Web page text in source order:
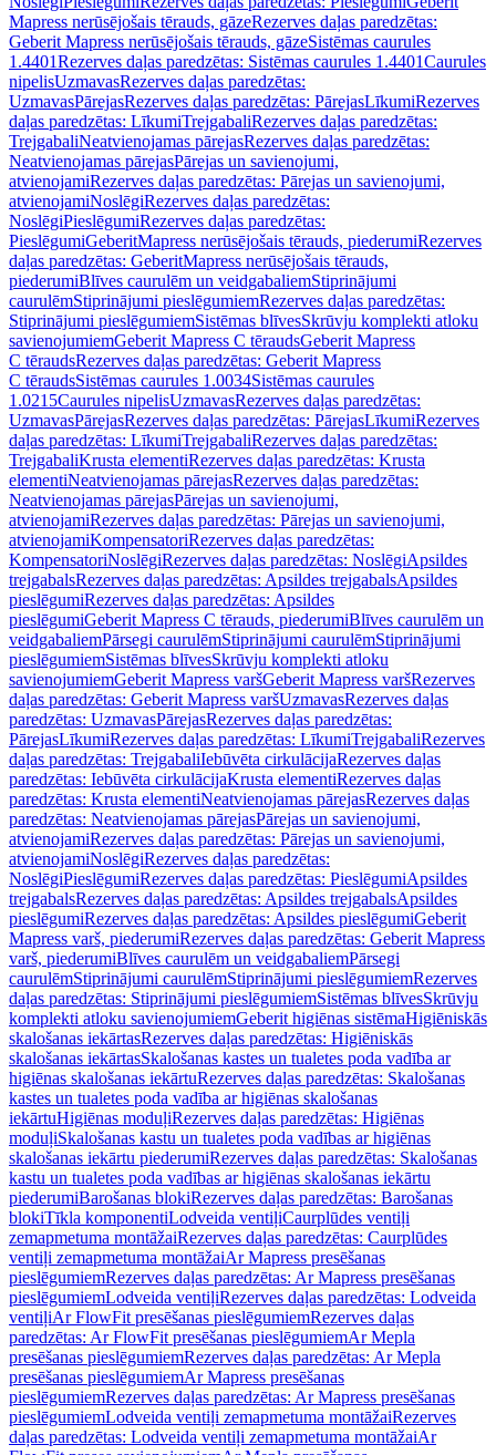
Mapress nerūsējošais tērauds, gāzeRezerves daļas paredzētas:
Geberit Mapress nerūsējošais tērauds, gāzeSistēmas caurules
1.4401Rezerves daļas paredzētas: Sistēmas caurules 1.4401Caurules
nipelisUzmavasRezerves daļas paredzētas:
UzmavasPārejasRezerves daļas paredzētas: PārejasLīkumiRezerves
daļas paredzētas: LīkumiTrejgabaliRezerves daļas paredzētas:
TrejgabaliNeatvienojamas pārejasRezerves daļas paredzētas:
Neatvienojamas pārejasPārejas un savienojumi,
atvienojamiRezerves daļas paredzētas: Pārejas un savienojumi,
atvienojamiNoslēgiRezerves daļas paredzētas:
NoslēgiPieslēgumiRezerves daļas paredzētas:
PieslēgumiGeberitMapress nerūsējošais tērauds, piederumiRezerves
daļas paredzētas: GeberitMapress nerūsējošais tērauds,
piederumiBlīves caurulēm un veidgabaliemStiprinājumi
caurulēmStiprinājumi pieslēgumiemRezerves daļas paredzētas:
Stiprinājumi pieslēgumiemSistēmas blīvesSkrūvju komplekti atloku
savienojumiemGeberit Mapress C tēraudsGeberit Mapress
C tēraudsRezerves daļas paredzētas: Geberit Mapress
C tēraudsSistēmas caurules 1.0034Sistēmas caurules
1.0215Caurules nipelisUzmavasRezerves daļas paredzētas:
UzmavasPārejasRezerves daļas paredzētas: PārejasLīkumiRezerves
daļas paredzētas: LīkumiTrejgabaliRezerves daļas paredzētas:
TrejgabaliKrusta elementiRezerves daļas paredzētas: Krusta
elementiNeatvienojamas pārejasRezerves daļas paredzētas:
Neatvienojamas pārejasPārejas un savienojumi,
atvienojamiRezerves daļas paredzētas: Pārejas un savienojumi,
atvienojamiKompensatoriRezerves daļas paredzētas:
KompensatoriNoslēgiRezerves daļas paredzētas: NoslēgiApsildes
trejgabalsRezerves daļas paredzētas: Apsildes trejgabalsApsildes
pieslēgumiRezerves daļas paredzētas: Apsildes
pieslēgumiGeberit Mapress C tērauds, piederumiBlīves caurulēm un
veidgabaliemPārsegi caurulēmStiprinājumi caurulēmStiprinājumi
pieslēgumiemSistēmas blīvesSkrūvju komplekti atloku
savienojumiemGeberit Mapress varšGeberit Mapress varšRezerves
daļas paredzētas: Geberit Mapress varšUzmavasRezerves daļas
paredzētas: UzmavasPārejasRezerves daļas paredzētas:
PārejasLīkumiRezerves daļas paredzētas: LīkumiTrejgabaliRezerves
daļas paredzētas: TrejgabaliIebūvēta cirkulācijaRezerves daļas
paredzētas: Iebūvēta cirkulācijaKrusta elementiRezerves daļas
paredzētas: Krusta elementiNeatvienojamas pārejasRezerves daļas
paredzētas: Neatvienojamas pārejasPārejas un savienojumi,
atvienojamiRezerves daļas paredzētas: Pārejas un savienojumi,
atvienojamiNoslēgiRezerves daļas paredzētas:
NoslēgiPieslēgumiRezerves daļas paredzētas: PieslēgumiApsildes
trejgabalsRezerves daļas paredzētas: Apsildes trejgabalsApsildes
pieslēgumiRezerves daļas paredzētas: Apsildes pieslēgumiGeberit
Mapress varš, piederumiRezerves daļas paredzētas: Geberit Mapress
varš, piederumiBlīves caurulēm un veidgabaliemPārsegi
caurulēmStiprinājumi caurulēmStiprinājumi pieslēgumiemRezerves
daļas paredzētas: Stiprinājumi pieslēgumiemSistēmas blīvesSkrūvju
komplekti atloku savienojumiemGeberit higiēnas sistēmaHigiēniskās
skalošanas iekārtasRezerves daļas paredzētas: Higiēniskās
skalošanas iekārtasSkalošanas kastes un tualetes poda vadība ar
higiēnas skalošanas iekārtuRezerves daļas paredzētas: Skalošanas
kastes un tualetes poda vadība ar higiēnas skalošanas
iekārtuHigiēnas moduļiRezerves daļas paredzētas: Higiēnas
moduļiSkalošanas kastu un tualetes poda vadības ar higiēnas
skalošanas iekārtu piederumiRezerves daļas paredzētas: Skalošanas
kastu un tualetes poda vadības ar higiēnas skalošanas iekārtu
piederumiBarošanas blokiRezerves daļas paredzētas: Barošanas
blokiTīkla komponentiLodveida ventiļiCaurplūdes ventiļi
zemapmetuma montāžaiRezerves daļas paredzētas: Caurplūdes
ventiļi zemapmetuma montāžaiAr Mapress presēšanas
pieslēgumiemRezerves daļas paredzētas: Ar Mapress presēšanas
pieslēgumiemLodveida ventiļiRezerves daļas paredzētas: Lodveida
ventiļiAr FlowFit presēšanas pieslēgumiemRezerves daļas
paredzētas: Ar FlowFit presēšanas pieslēgumiemAr Mepla
presēšanas pieslēgumiemRezerves daļas paredzētas: Ar Mepla
presēšanas pieslēgumiemAr Mapress presēšanas
pieslēgumiemRezerves daļas paredzētas: Ar Mapress presēšanas
pieslēgumiemLodveida ventiļi zemapmetuma montāžaiRezerves
daļas paredzētas: Lodveida ventiļi zemapmetuma montāžaiAr